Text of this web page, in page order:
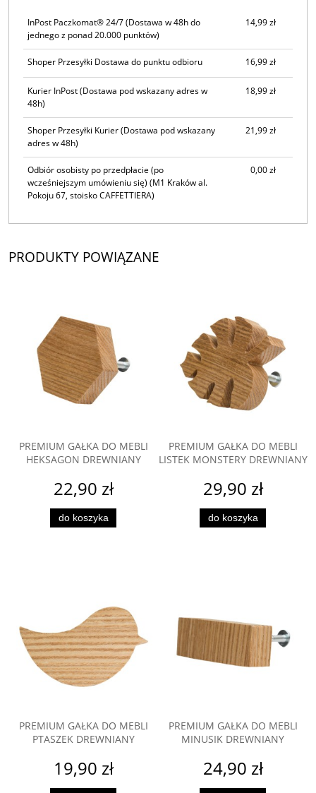
InPost Paczkomat® 24/7(Dostawa w 48h do
jednego z ponad 20.000 punktów)
14,99 zł
Shoper Przesyłki Dostawa do punktu odbioru 16,99 zł
Kurier InPost(Dostawa pod wskazany adres w
48h)
18,99 zł
Shoper Przesyłki Kurier(Dostawa pod wskazany
adres w 48h)
21,99 zł
Odbiór osobisty po przedpłacie (po
wcześniejszym umówieniu się) (M1 Kraków al.
Pokoju 67, stoisko CAFFETTIERA)
0,00 zł
PRODUKTY POWIĄZANE
PREMIUM GAŁKA DO MEBLI
HEKSAGON DREWNIANY
22,90 zł
do koszyka
PREMIUM GAŁKA DO MEBLI
LISTEK MONSTERY DREWNIANY
29,90 zł
do koszyka
PREMIUM GAŁKA DO MEBLI
PTASZEK DREWNIANY
19,90 zł
PREMIUM GAŁKA DO MEBLI
MINUSIK DREWNIANY
24,90 zł